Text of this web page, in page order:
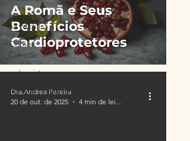
Nutrologia
na Mídia
Comer
Ciência
entrevista
transtornosalimentares
A Romã e Seus
Benefícios
Cardioprotetores
Dra.Andrea Pereira
20 de out. de 2025
4 min de leitura